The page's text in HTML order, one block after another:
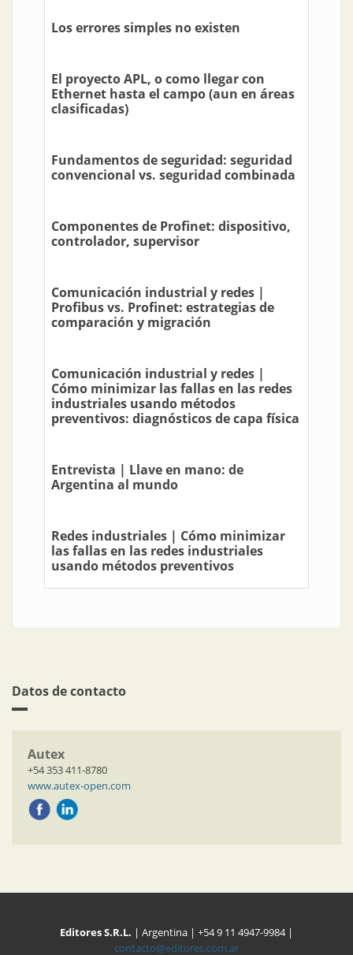
Los errores simples no existen
El proyecto APL, o como llegar con
Ethernet hasta el campo (aun en áreas
clasificadas)
Fundamentos de seguridad: seguridad
convencional vs. seguridad combinada
Componentes de Profinet: dispositivo,
controlador, supervisor
Comunicación industrial y redes |
Profibus vs. Profinet: estrategias de
comparación y migración
Comunicación industrial y redes |
Cómo minimizar las fallas en las redes
industriales usando métodos
preventivos: diagnósticos de capa física
Entrevista | Llave en mano: de
Argentina al mundo
Redes industriales | Cómo minimizar
las fallas en las redes industriales
usando métodos preventivos
Datos de contacto
Autex
+54 353 411-8780
www.autex-open.com
Editores S.R.L. | Argentina | +54 9 11 4947-9984 |
contacto@editores.com.ar